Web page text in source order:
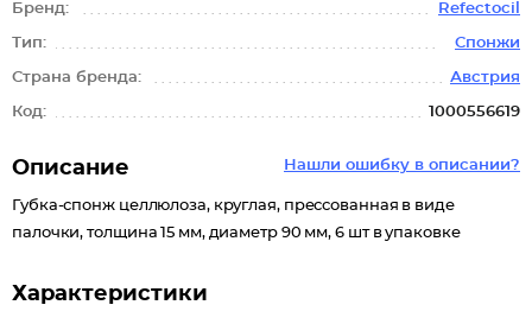
Бренд: Refectocil
Тип: Спонжи
Страна бренда: Австрия
Код: 1000556619
Нашли ошибку в описании?
Описание
Губка-спонж целлюлоза, круглая, прессованная в виде
палочки, толщина 15 мм, диаметр 90 мм, 6 шт в упаковке
Характеристики